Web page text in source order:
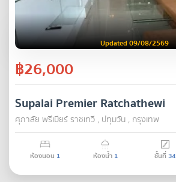
Updated 09/08/2569
฿26,000
Supalai Premier Ratchathewi
ศุภาลัย พรีเมียร์ ราชเทวี , ปทุมวัน , กรุงเทพ
ห้องนอน 1 ห้องน้ำ 1 ชั้นที่34